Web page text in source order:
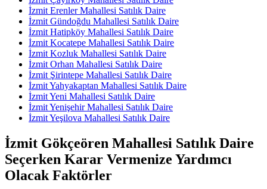
İzmit Erenler Mahallesi Satılık Daire
İzmit Gündoğdu Mahallesi Satılık Daire
İzmit Hatipköy Mahallesi Satılık Daire
İzmit Kocatepe Mahallesi Satılık Daire
İzmit Kozluk Mahallesi Satılık Daire
İzmit Orhan Mahallesi Satılık Daire
İzmit Şirintepe Mahallesi Satılık Daire
İzmit Yahyakaptan Mahallesi Satılık Daire
İzmit Yeni Mahallesi Satılık Daire
İzmit Yenişehir Mahallesi Satılık Daire
İzmit Yeşilova Mahallesi Satılık Daire
İzmit Gökçeören Mahallesi Satılık Daire
Seçerken Karar Vermenize Yardımcı
Olacak Faktörler